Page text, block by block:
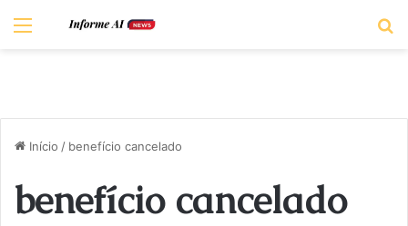
Menu
Início / benefício cancelado
benefício cancelado